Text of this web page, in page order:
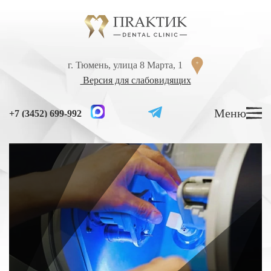
г. Тюмень, улица 8 Марта, 1
Версия для слабовидящих
+7 (3452) 699-992 Меню
г. Тюмень, улица 8 Марта, 1
Версия для слабовидящих
+7 (3452) 699-992 Меню
ВРАЧИ
ЛЕЧЕНИЕ ЗУБОВ
Лечение кариеса
Лечение высокой чувствительности зубов